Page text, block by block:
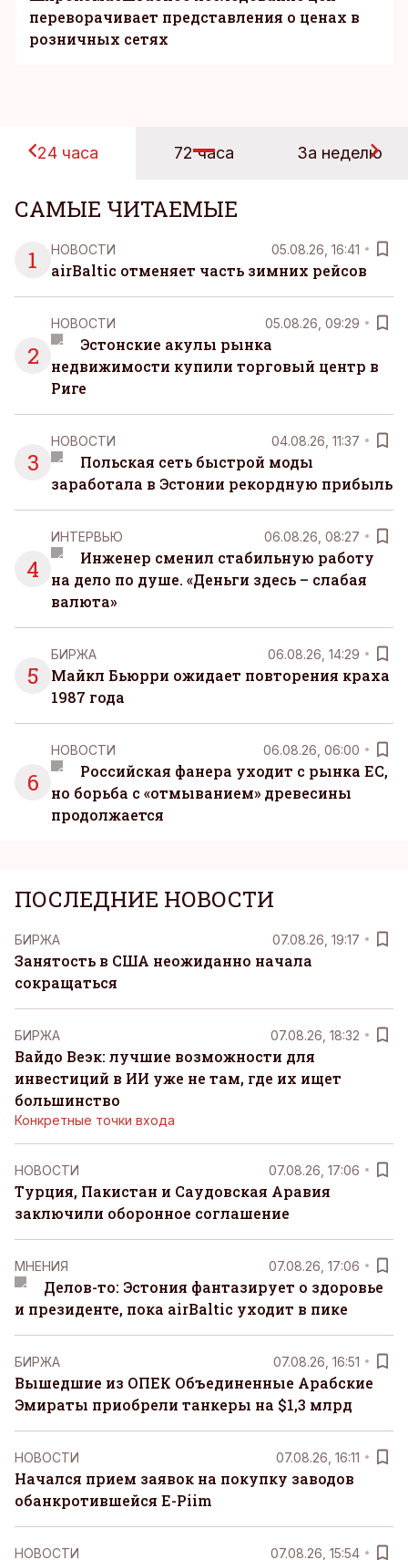
переворачивает представления о ценах в
розничных сетях
24 часа 72 часа За неделю
САМЫЕ ЧИТАЕМЫЕ
1
НОВОСТИ 05.08.26, 16:41
airBaltic отменяет часть зимних рейсов
2
НОВОСТИ 05.08.26, 09:29
Эстонские акулы рынка
недвижимости купили торговый центр в
Риге
3
НОВОСТИ 04.08.26, 11:37
Польская сеть быстрой моды
заработала в Эстонии рекордную прибыль
4
ИНТЕРВЬЮ 06.08.26, 08:27
Инженер сменил стабильную работу
на дело по душе. «Деньги здесь – слабая
валюта»
5
БИРЖА 06.08.26, 14:29
Майкл Бьюрри ожидает повторения краха
1987 года
6
НОВОСТИ 06.08.26, 06:00
Российская фанера уходит с рынка ЕС,
но борьба с «отмыванием» древесины
продолжается
ПОСЛЕДНИЕ НОВОСТИ
БИРЖА 07.08.26, 19:17
Занятость в США неожиданно начала
сокращаться
БИРЖА 07.08.26, 18:32
Вайдо Веэк: лучшие возможности для
инвестиций в ИИ уже не там, где их ищет
большинство
Конкретные точки входа
НОВОСТИ 07.08.26, 17:06
Турция, Пакистан и Саудовская Аравия
заключили оборонное соглашение
MНЕНИЯ 07.08.26, 17:06
Делов-то: Эстония фантазирует о здоровье
и президенте, пока airBaltic уходит в пике
БИРЖА 07.08.26, 16:51
Вышедшие из ОПЕК Объединенные Арабские
Эмираты приобрели танкеры на $1,3 млрд
НОВОСТИ 07.08.26, 16:11
Начался прием заявок на покупку заводов
обанкротившейся E-Piim
НОВОСТИ 07.08.26, 15:54